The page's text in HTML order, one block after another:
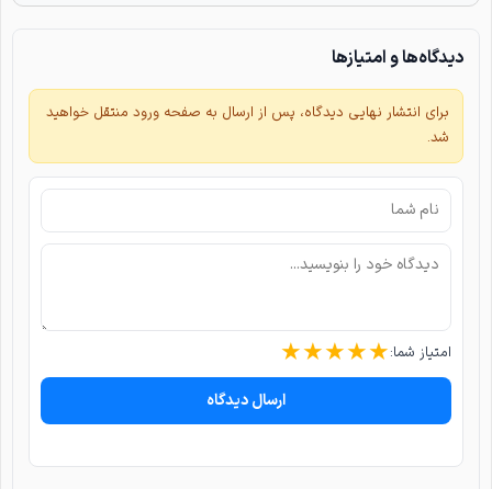
دیدگاه‌ها و امتیازها
برای انتشار نهایی دیدگاه، پس از ارسال به صفحه ورود منتقل خواهید
شد.
امتیاز شما: ★★★★★
ارسال دیدگاه